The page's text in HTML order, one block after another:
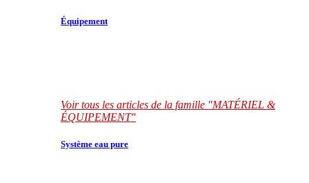
Équipement
Voir tous les articles de la famille "MATÉRIEL &
ÉQUIPEMENT"
Système eau pure